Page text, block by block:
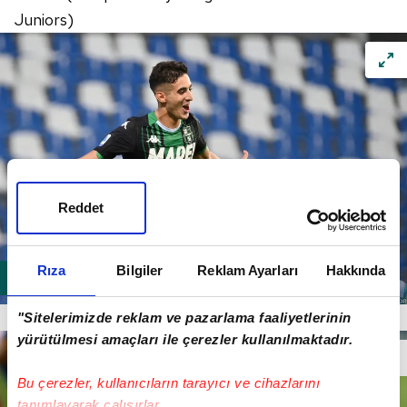
Rıza Bilgiler Reklam Ayarları Hakkında
"Sitelerimizde reklam ve pazarlama faaliyetlerinin
yürütülmesi amaçları ile çerezler kullanılmaktadır.
Bu çerezler, kullanıcıların tarayıcı ve cihazlarını
Reddet
Juniors)
Mert Müldür (Sassuolo)